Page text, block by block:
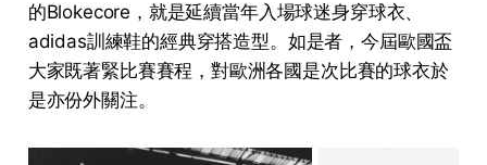
的Blokecore，就是延續當年入場球迷身穿球衣、
adidas訓練鞋的經典穿搭造型。如是者，今屆歐國盃
大家既著緊比賽賽程，對歐洲各國是次比賽的球衣於
是亦份外關注。